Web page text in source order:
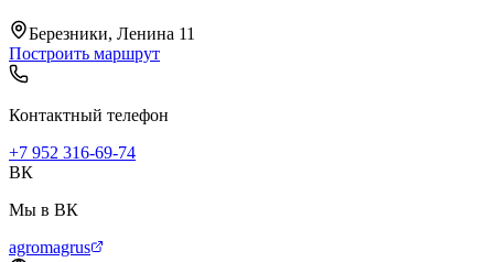
Березники, Ленина 11
Построить маршрут
Контактный телефон
+7 952 316-69-74
ВК
Мы в ВК
agromagrus